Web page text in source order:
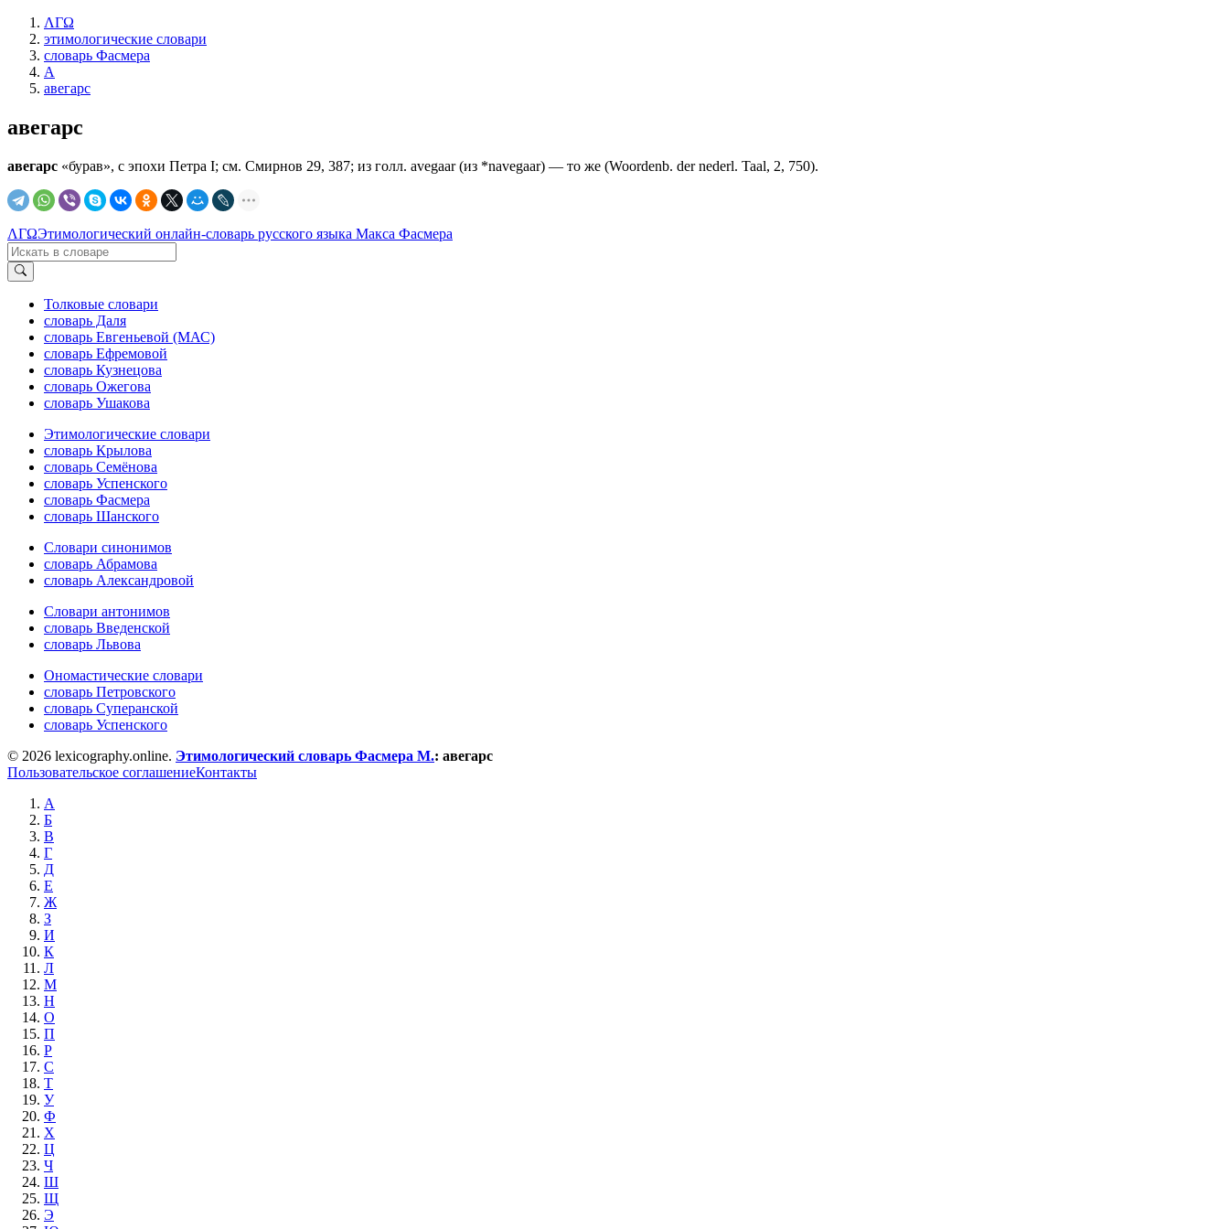
ΛΓΩ
этимологические словари
словарь Фасмера
А
авегарс
авегарс
авегарс «бурав», с эпохи Петра I; см. Смирнов 29, 387; из голл. avegaar (из *navegaar) — то же (Woordenb. der nederl. Taal, 2, 750).
ΛΓΩЭтимологический онлайн-словарь русского языка Макса Фасмера
Толковые словари
словарь Даля
словарь Евгеньевой (МАС)
словарь Ефремовой
словарь Кузнецова
словарь Ожегова
словарь Ушакова
Этимологические словари
словарь Крылова
словарь Семёнова
словарь Успенского
словарь Фасмера
словарь Шанского
Словари синонимов
словарь Абрамова
словарь Александровой
Словари антонимов
словарь Введенской
словарь Львова
Ономастические словари
словарь Петровского
словарь Суперанской
словарь Успенского
© 2026 lexicography.online. Этимологический словарь Фасмера М.: авегарс
Пользовательское соглашениеКонтакты
А
Б
В
Г
Д
Е
Ж
З
И
К
Л
М
Н
О
П
Р
С
Т
У
Ф
Х
Ц
Ч
Ш
Щ
Э